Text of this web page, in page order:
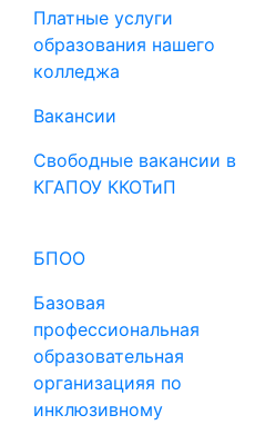
Платные услуги
образования нашего
колледжа
Вакансии
Свободные вакансии в
КГАПОУ ККОТиП
БПОО
Базовая
профессиональная
образовательная
организацияя по
инклюзивному